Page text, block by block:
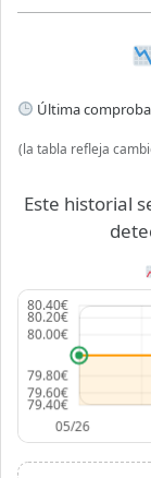
Última
(la tabla refleja
Este historial